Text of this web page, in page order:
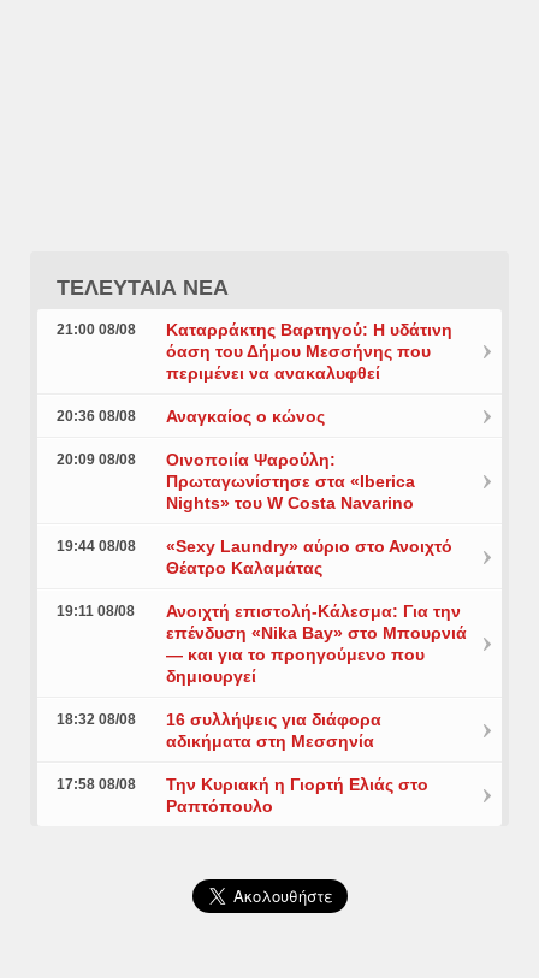
ΤΕΛΕΥΤΑΙΑ ΝΕΑ
21:00 08/08
Καταρράκτης Βαρτηγού: Η υδάτινη
όαση του Δήμου Μεσσήνης που
περιμένει να ανακαλυφθεί
20:36 08/08 Αναγκαίος ο κώνος
20:09 08/08
Οινοποιία Ψαρούλη:
Πρωταγωνίστησε στα «Iberica
Nights» του W Costa Navarino
19:44 08/08
«Sexy Laundry» αύριο στο Ανοιχτό
Θέατρο Καλαμάτας
19:11 08/08
Ανοιχτή επιστολή-Κάλεσμα: Για την
επένδυση «Nika Bay» στο Μπουρνιά
— και για το προηγούμενο που
δημιουργεί
18:32 08/08
16 συλλήψεις για διάφορα
αδικήματα στη Μεσσηνία
17:58 08/08
Την Κυριακή η Γιορτή Ελιάς στο
Ραπτόπουλο